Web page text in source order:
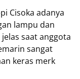
Cisoka adanya
lampu dan
saat anggota
sangat
keras merk